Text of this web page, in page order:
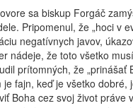
sa biskup Forgáč
Pripomenul, že „hoci v
negatívnych javov,
nádeje, že toto všetko
prítomných, že „prinášať
je fajn, keď je všetko dobré,
Boha cez svoj život práve